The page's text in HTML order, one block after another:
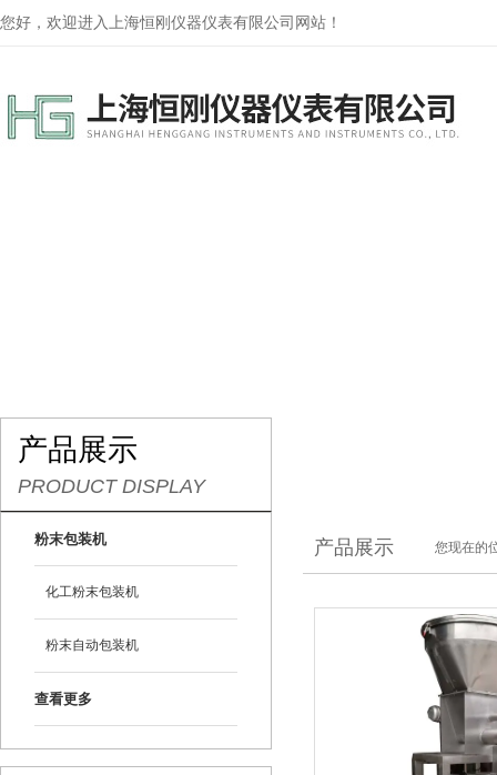
您好，欢迎进入上海恒刚仪器仪表有限公司网站！
产品展示
PRODUCT DISPLAY
粉末包装机
化工粉末包装机
粉末自动包装机
查看更多
产品展示 您现在的